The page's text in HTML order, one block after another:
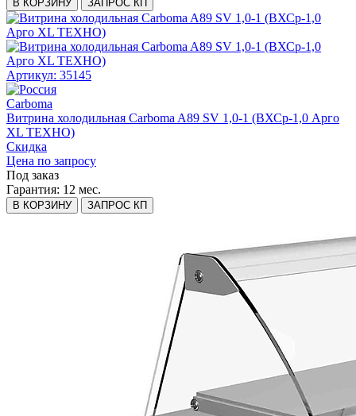
В КОРЗИНУ ЗАПРОС КП
Артикул: 35145
Carboma
Витрина холодильная Carboma A89 SV 1,0-1 (ВХСр-1,0 Арго
XL ТЕХНО)
Скидка
Цена по запросу
Под заказ
Гарантия: 12 мес.
В КОРЗИНУ ЗАПРОС КП